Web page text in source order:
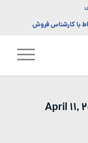
با کارشناس فروش